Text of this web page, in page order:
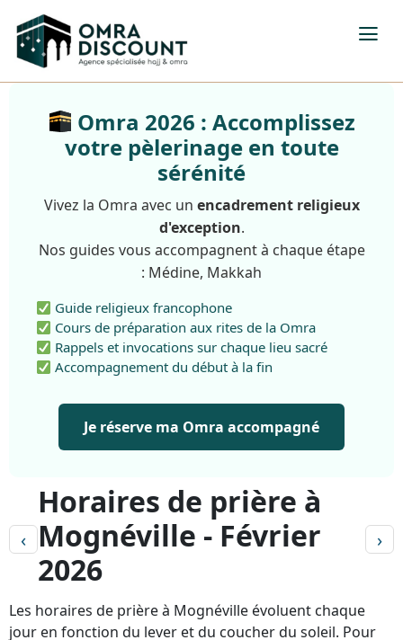
Omra 2026 : Accomplissez
votre pèlerinage en toute
sérénité
Vivez la Omra avec un encadrement religieux
d'exception.
Nos guides vous accompagnent à chaque étape
: Médine, Makkah
Guide religieux francophone
Cours de préparation aux rites de la Omra
Rappels et invocations sur chaque lieu sacré
Accompagnement du début à la fin
Je réserve ma Omra accompagné
‹
Horaires de prière à
Mognéville - Février
2026
›
Les horaires de prière à Mognéville évoluent chaque
jour en fonction du lever et du coucher du soleil. Pour